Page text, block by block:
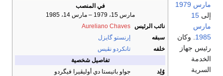
في المنصب
مارس 15، 1979 – مارس 14، 1985
نائب الرئيس Aureliano Chaves
سبقه
إرنستو گايزل
خلفه
تانكردو نڤيس
تفاصيل شخصية
وُلِد
جواو باتيستا دي أوليڤيرا فيگردو
مارس 1979
إلى 15
مارس
1985 . وكان
رئيس جهاز
الخدمة
السرية